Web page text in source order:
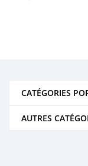
CATÉGORIES
AUTRES